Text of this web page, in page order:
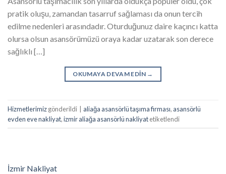
pratik oluşu, zamandan tasarruf sağlaması da onun tercih
edilme nedenleri arasındadır. Oturduğunuz daire kaçıncı katta
olursa olsun asansörümüzü oraya kadar uzatarak son derece
sağlıklı […]
OKUMAYA DEVAM EDIN →
Hizmetlerimizgönderildi | aliağa asansörlü taşıma firması, asansörlü
evden eve nakliyat,izmir aliağa asansörlü nakliyatetiketlendi
İzmir Nakliyat